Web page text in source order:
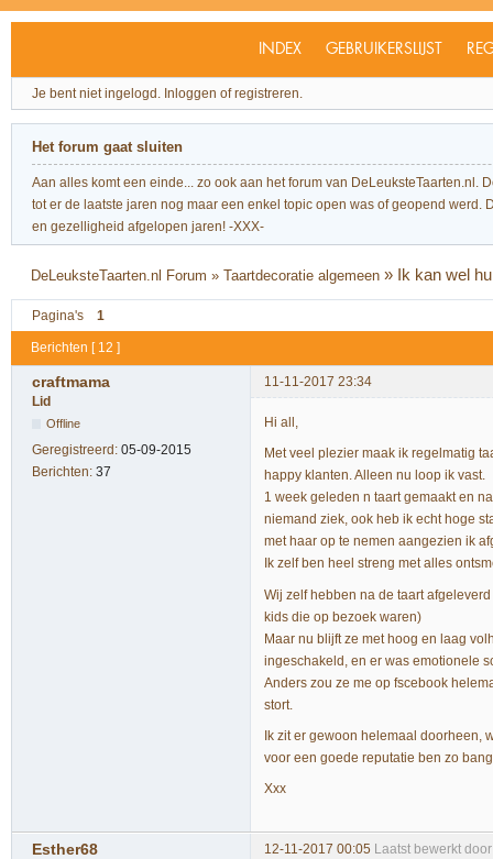
INDEX GEBRUIKERSLIJST
Je bent niet ingelogd. Inloggen of registreren.
Het forum gaat sluiten
Aan alles komt een einde... zo ook aan het forum van
tot er de laatste jaren nog maar een enkel topic open was of geopend
en gezelligheid afgelopen jaren! -XXX-
DeLeuksteTaarten.nl Forum »Taartdecoratie algemeen » Ik kan wel
Pagina's 1
Berichten [ 12 ]
craftmama
11-11-2017 23:34
Lid
Offline
Geregistreerd: 05-09-2015
Berichten: 37
Hi all,
Met veel plezier maak ik regelmatig
happy klanten. Alleen nu loop ik vast.
1 week geleden n taart gemaakt en
niemand ziek, ook heb ik echt hoge
met haar op te nemen aangezien ik
Ik zelf ben heel streng met alles
Wij zelf hebben na de taart
kids die op bezoek waren)
Maar nu blijft ze met hoog en laag
ingeschakeld, en er was emotionele
Anders zou ze me op fscebook
stort.
Ik zit er gewoon helemaal doorheen,
voor een goede reputatie ben zo
Xxx
Esther68 12-11-2017 00:05 Laatst bewerkt